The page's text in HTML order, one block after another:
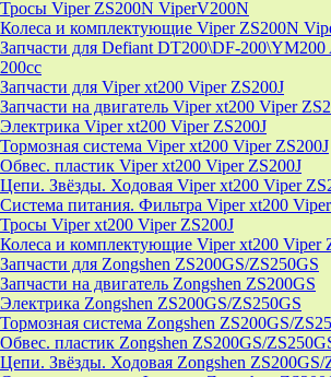
Тросы Viper ZS200N ViperV200N
Колеса и комплектующие Viper ZS200N
Запчасти для Defiant DT200\DF-200\YM200
200cc
Запчасти для Viper xt200 Viper ZS200J
Запчасти на двигатель Viper xt200 Viper
Электрика Viper xt200 Viper ZS200J
Тормозная система Viper xt200 Viper ZS200J
Обвес. пластик Viper xt200 Viper ZS200J
Цепи. Звёзды. Ходовая Viper xt200 Viper
Система питания. Фильтра Viper xt200
Тросы Viper xt200 Viper ZS200J
Колеса и комплектующие Viper xt200 Viper
Запчасти для Zongshen ZS200GS/ZS250GS
Запчасти на двигатель Zongshen ZS200GS
Электрика Zongshen ZS200GS/ZS250GS
Тормозная система Zongshen ZS200GS/
Обвес. пластик Zongshen ZS200GS/
Цепи. Звёзды. Ходовая Zongshen ZS200GS/